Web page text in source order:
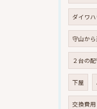
ダイワ
守山か
２台の
下屋
交換費用